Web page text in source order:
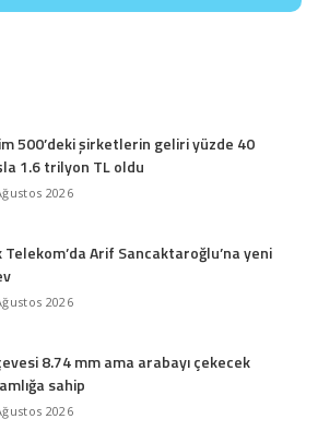
500’deki şirketlerin geliri yüzde 40
1.6 trilyon TL oldu
2026
Telekom’da Arif Sancaktaroğlu’na yeni
2026
8.74 mm ama arabayı çekecek
sahip
2026